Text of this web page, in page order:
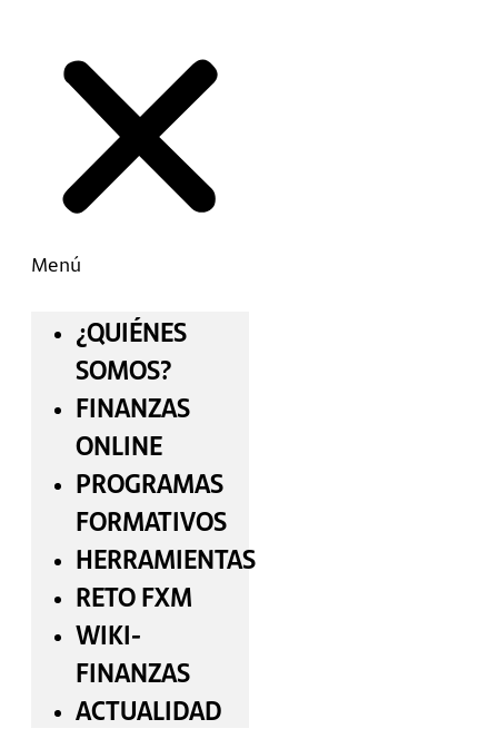
Menú
¿QUIÉNES
SOMOS?
FINANZAS
ONLINE
PROGRAMAS
FORMATIVOS
HERRAMIENTAS
RETO FXM
WIKI-
FINANZAS
ACTUALIDAD